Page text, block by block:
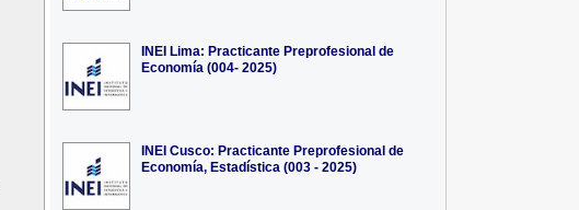
INEI Lima: Practicante Preprofesional de
Economía (004- 2025)
INEI Cusco: Practicante Preprofesional de
Economía, Estadística (003 - 2025)